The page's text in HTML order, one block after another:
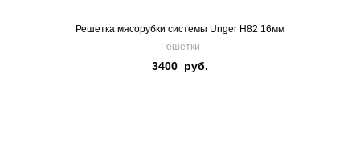
Решетка мясорубки системы Unger H82 16мм
Решетки
3400 руб.